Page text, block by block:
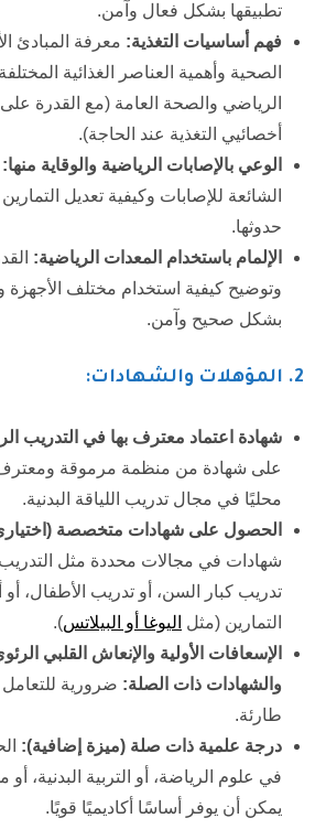
تطبيقها بشكل فعال وآمن.
فهم أساسيات التغذية: معرفة المبادئ
الصحية وأهمية العناصر الغذائية
الرياضي والصحة العامة (مع القدرة على
أخصائيي التغذية عند الحاجة).
الوعي بالإصابات الرياضية والوقاية منها:
الشائعة للإصابات وكيفية تعديل
حدوثها.
الإلمام باستخدام المعدات الرياضية:
وتوضيح كيفية استخدام مختلف الأجهزة
بشكل صحيح وآمن.
2. المؤهلات والشهادات:
شهادة اعتماد معترف بها في التدريب
على شهادة من منظمة مرموقة ومعترف
محليًا في مجال تدريب اللياقة البدنية.
الحصول على شهادات متخصصة
شهادات في مجالات محددة مثل
تدريب كبار السن، أو تدريب الأطفال، أو
التمارين (مثل اليوغا أو البيلاتس).
الإسعافات الأولية والإنعاش القلبي
والشهادات ذات الصلة: ضرورية
طارئة.
درجة علمية ذات صلة (ميزة إضافية):
في علوم الرياضة، أو التربية البدنية،
يمكن أن يوفر أساسًا أكاديميًا قويًا.